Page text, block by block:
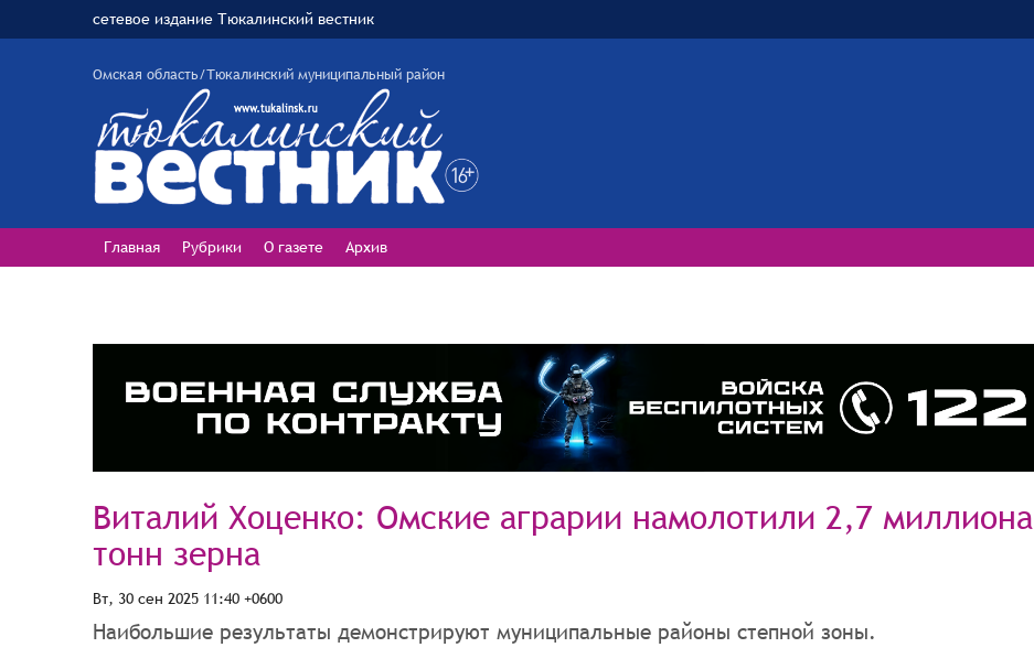
сетевое издание Тюкалинский вестник
Омская область/Тюкалинский муниципальный район
Главная Рубрики О газете Архив
Виталий Хоценко: Омские аграрии намолотили 2,7 миллиона
тонн зерна
Вт, 30 сен 2025 11:40 +0600
Наибольшие результаты демонстрируют муниципальные районы степной зоны.